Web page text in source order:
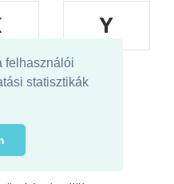
felhasználói
statisztikák
Y